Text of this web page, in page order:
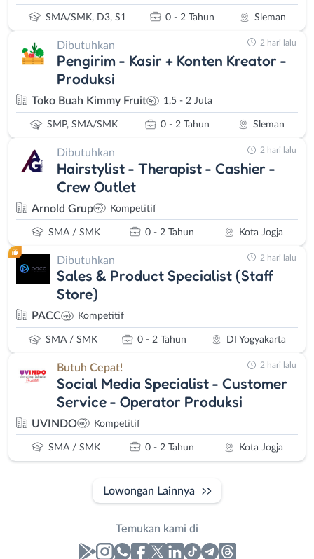
SMA/SMK, D3, S1 0 - 2 Tahun Sleman
Dibutuhkan
Pengirim - Kasir + Konten Kreator -
Produksi
Toko Buah Kimmy Fruit 1,5 - 2 Juta
SMP, SMA/SMK 0 - 2 Tahun Sleman
2 hari lalu
Dibutuhkan
Hairstylist - Therapist - Cashier -
Crew Outlet
Arnold Grup Kompetitif
SMA / SMK 0 - 2 Tahun Kota Jogja
2 hari lalu
Dibutuhkan
Sales & Product Specialist (Staff
Store)
PACC Kompetitif
SMA / SMK 0 - 2 Tahun DI Yogyakarta
2 hari lalu
Butuh Cepat!
Social Media Specialist - Customer
Service - Operator Produksi
UVINDO Kompetitif
SMA / SMK 0 - 2 Tahun Kota Jogja
2 hari lalu
Lowongan Lainnya
Temukan kami di